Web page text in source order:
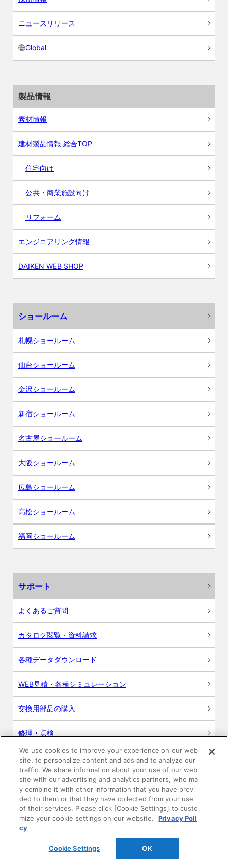
ニュースリリース
Global
製品情報
素材情報
建材製品情報 総合TOP
住宅向け
公共・商業施設向け
リフォーム
エンジニアリング情報
DAIKEN WEB SHOP
ショールーム
札幌ショールーム
仙台ショールーム
金沢ショールーム
新宿ショールーム
名古屋ショールーム
大阪ショールーム
広島ショールーム
高松ショールーム
福岡ショールーム
サポート
よくあるご質問
カタログ閲覧・資料請求
各種データダウンロード
WEB見積・各種シミュレーション
交換用部品の購入
修理・点検
お問い合わせ
ログイン
建築・設計関係者様向けサイト
ユーザー登録サービス
WEB見積システム
We use cookies to improve your experience on our web
site, to personalize content and ads and to analyze our
traffic. We share information about your use of our web
site with our advertising and analytics partners, who ma
y combine it with other information that you have provi
ded to them or that they have collected from your use
of their services. Please click [Cookie Settings] to custo
mize your cookie settings on our website.
Privacy Poli
cy
Cookie Settings OK